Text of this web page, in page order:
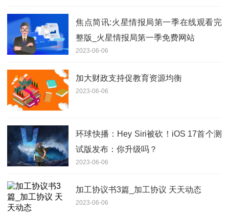
焦点简讯:火星情报局第一季在线观看完
整版_火星情报局第一季免费网站
2023-06-06
加大财政支持促教育资源均衡
2023-06-06
环球快播：Hey Siri被砍！iOS 17首个测
试版发布：你升级吗？
2023-06-06
加工协议书3篇_加工协议 天天动态
2023-06-06